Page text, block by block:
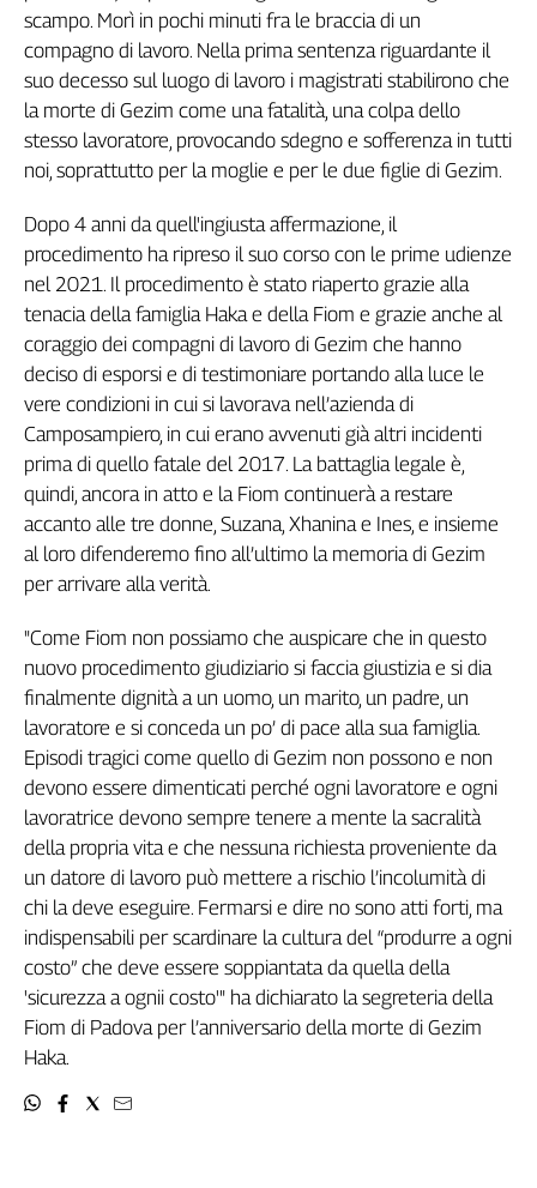
Speciali
G8
di
Genova,
il
della
ragione
120
anni
Cgil
Collettiva
Academy
Collettiva
Rubriche
Collettiva
Talk
settimana
Il
Sassolino
Economica
Tech
It
Easy
Inserti
Idea
Diffusa
InFlai
Le
trasmissioni
tv
scampo. Morì in pochi minuti fra le braccia di un
compagno di lavoro. Nella prima sentenza riguardante il
suo decesso sul luogo di lavoro i magistrati stabilirono che
la morte di Gezim come una fatalità, una colpa dello
stesso lavoratore, provocando sdegno e sofferenza in tutti
noi, soprattutto per la moglie e per le due figlie di Gezim.
Dopo 4 anni da quell'ingiusta affermazione, il
procedimento ha ripreso il suo corso con le prime udienze
nel 2021. Il procedimento è stato riaperto grazie alla
tenacia della famiglia Haka e della Fiom e grazie anche al
coraggio dei compagni di lavoro di Gezim che hanno
deciso di esporsi e di testimoniare portando alla luce le
vere condizioni in cui si lavorava nell’azienda di
Camposampiero, in cui erano avvenuti già altri incidenti
prima di quello fatale del 2017. La battaglia legale è,
quindi, ancora in atto e la Fiom continuerà a restare
accanto alle tre donne, Suzana, Xhanina e Ines, e insieme
al loro difenderemo fino all’ultimo la memoria di Gezim
per arrivare alla verità.
"Come Fiom non possiamo che auspicare che in questo
nuovo procedimento giudiziario si faccia giustizia e si dia
finalmente dignità a un uomo, un marito, un padre, un
lavoratore e si conceda un po’ di pace alla sua famiglia.
Episodi tragici come quello di Gezim non possono e non
devono essere dimenticati perché ogni lavoratore e ogni
lavoratrice devono sempre tenere a mente la sacralità
della propria vita e che nessuna richiesta proveniente da
un datore di lavoro può mettere a rischio l’incolumità di
chi la deve eseguire. Fermarsi e dire no sono atti forti, ma
indispensabili per scardinare la cultura del “produrre a ogni
costo” che deve essere soppiantata da quella della
'sicurezza a ognii costo'" ha dichiarato la segreteria della
Fiom di Padova per l’anniversario della morte di Gezim
Haka.